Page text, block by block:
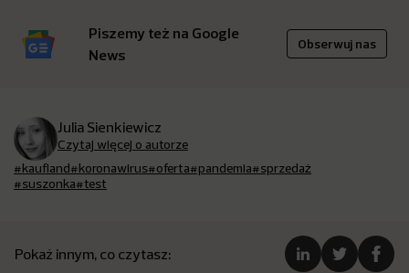
Piszemy też na Google
News
Obserwuj nas
Julia Sienkiewicz
Czytaj więcej o autorze
#kaufland#koronawirus#oferta#pandemia#sprzedaż
#suszonka#test
Pokaż innym, co czytasz: